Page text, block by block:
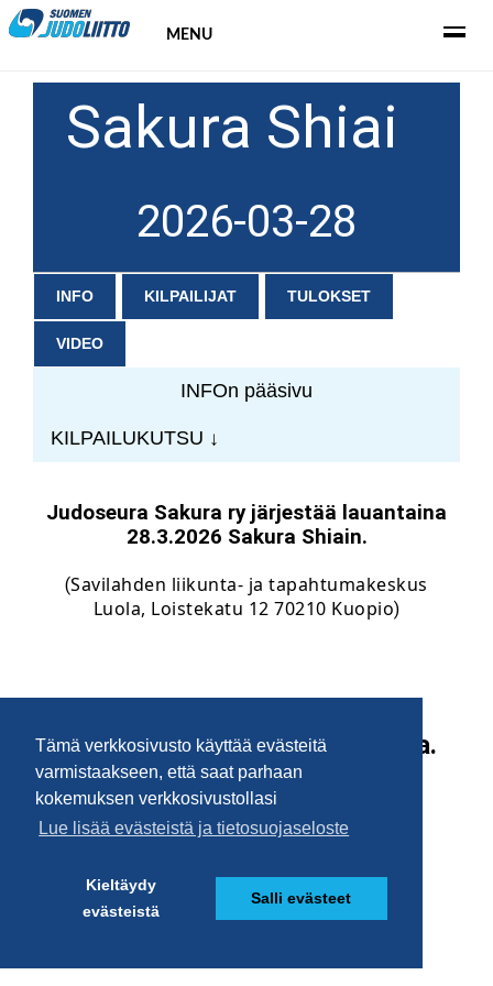
Tämä verkkosivusto käyttää evästeitä
varmistaakseen, että saat parhaan
kokemuksen verkkosivustollasi
Lue lisää evästeistä ja tietosuojaseloste
Kieltäydy
evästeistä
Salli evästeet
MENU
Sakura Shiai
2026-03-28
INFO KILPAILIJAT TULOKSET
VIDEO
INFOn pääsivu
KILPAILUKUTSU ↓